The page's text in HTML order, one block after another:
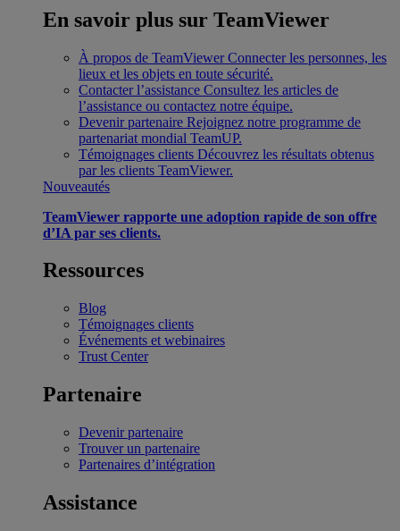
En savoir plus sur TeamViewer
À propos de TeamViewer Connecter les personnes, les
lieux et les objets en toute sécurité.
Contacter l’assistance Consultez les articles de
l’assistance ou contactez notre équipe.
Devenir partenaire Rejoignez notre programme de
partenariat mondial TeamUP.
Témoignages clients Découvrez les résultats obtenus
par les clients TeamViewer.
Nouveautés
TeamViewer rapporte une adoption rapide de son offre
d’IA par ses clients.
Ressources
Blog
Témoignages clients
Événements et webinaires
Trust Center
Partenaire
Devenir partenaire
Trouver un partenaire
Partenaires d’intégration
Assistance